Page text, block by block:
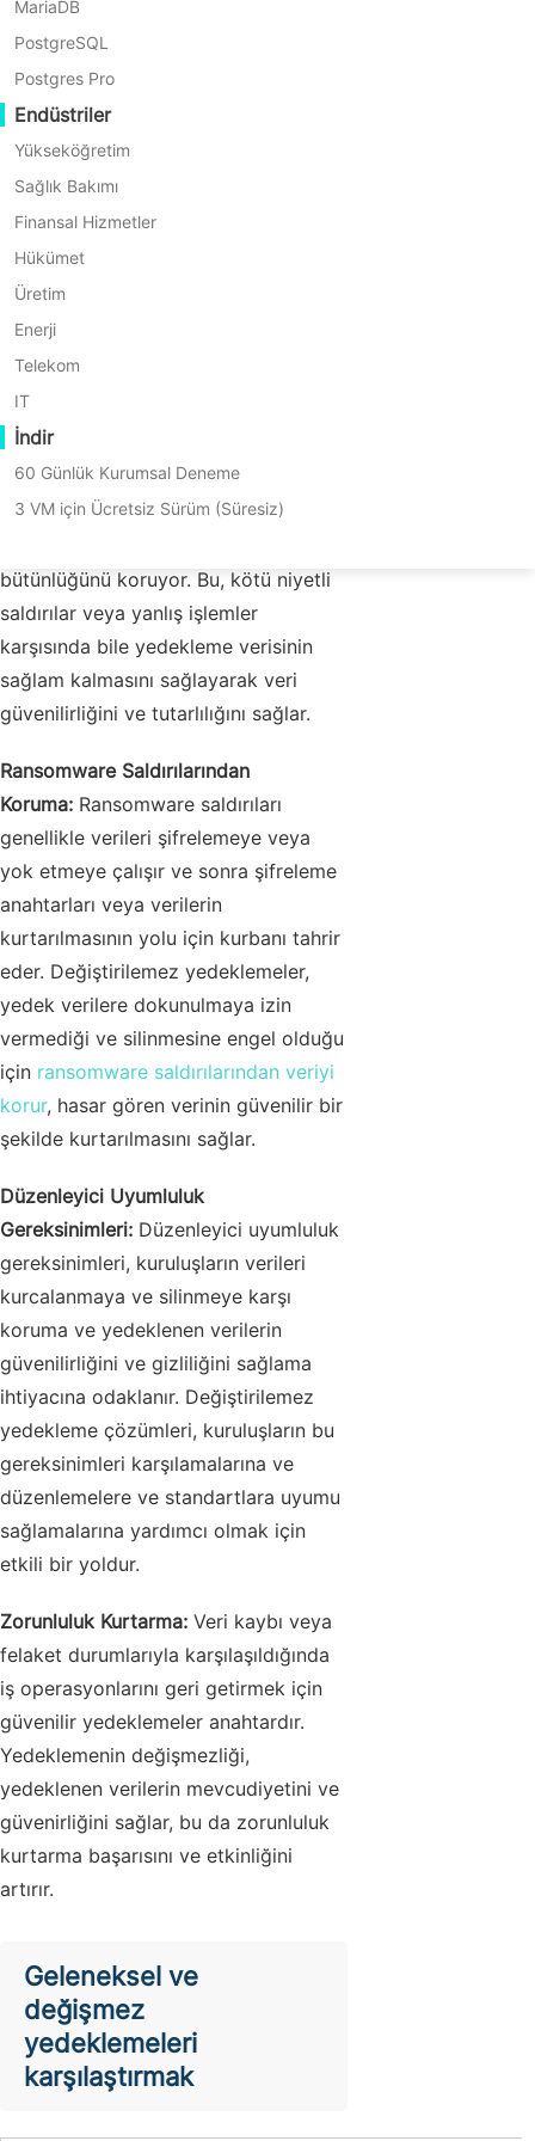
MariaDB
PostgreSQL
Postgres Pro
Endüstriler
Yükseköğretim
Sağlık Bakımı
Finansal Hizmetler
Hükümet
Üretim
Enerji
Telekom
IT
İndir
60 Günlük Kurumsal Deneme
3 VM için Ücretsiz Sürüm (Süresiz)
yedeklemeler, verinin kötü niyetli
değiştirilmesi, kaçırmalar veya
rastgele silinmelerine karşı ek bir
koruma katmanı sağlar.
Nasıl Değişmez
Değişmez yedeklemelerin çok önemli
olduğu birkaç neden var:
Veri Tamamlık Koruması:
değişmezliği, yedekleme verisinin
oluşturulduktan sonra değiştirilmesini
bütünlüğünü koruyor. Bu, kötü niyetli
saldırılar veya yanlış işlemler
karşısında bile yedekleme verisinin
sağlam kalmasını sağlayarak veri
güvenilirliğini ve tutarlılığını sağlar.
Ransomware Saldırılarından
Koruma: Ransomware saldırıları
genellikle verileri şifrelemeye veya
yok etmeye çalışır ve sonra şifreleme
anahtarları veya verilerin
kurtarılmasının yolu için kurbanı tahrir
eder. Değiştirilemez yedeklemeler,
yedek verilere dokunulmaya izin
vermediği ve silinmesine engel olduğu
için ransomware saldırılarından veriyi
korur, hasar gören verinin güvenilir bir
şekilde kurtarılmasını sağlar.
Düzenleyici Uyumluluk
Gereksinimleri: Düzenleyici uyumluluk
gereksinimleri, kuruluşların verileri
kurcalanmaya ve silinmeye karşı
koruma ve yedeklenen verilerin
güvenilirliğini ve gizliliğini sağlama
ihtiyacına odaklanır. Değiştirilemez
yedekleme çözümleri, kuruluşların bu
gereksinimleri karşılamalarına ve
düzenlemelere ve standartlara uyumu
sağlamalarına yardımcı olmak için
etkili bir yoldur.
Zorunluluk Kurtarma: Veri kaybı veya
felaket durumlarıyla karşılaşıldığında
iş operasyonlarını geri getirmek için
güvenilir yedeklemeler anahtardır.
Yedeklemenin değişmezliği,
yedeklenen verilerin mevcudiyetini ve
güvenirliğini sağlar, bu da zorunluluk
kurtarma başarısını ve etkinliğini
artırır.
Geleneksel ve
değişmez
yedeklemeleri
karşılaştırmak